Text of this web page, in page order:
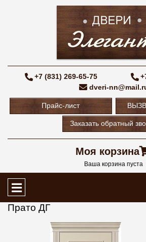
+7 (831) 269-65-75
dveri-
Прайс-лист
Заказать обратный
Моя корзина
Ваша корзина пуста
Прато ДГ